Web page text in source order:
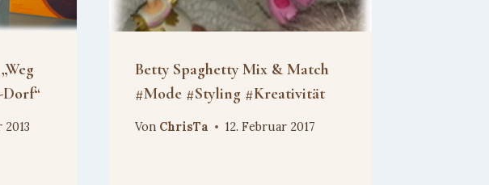
2013
Betty Spaghetty Mix & Match
#Mode #Styling #Kreativität
Von ChrisTa 12. Februar 2017